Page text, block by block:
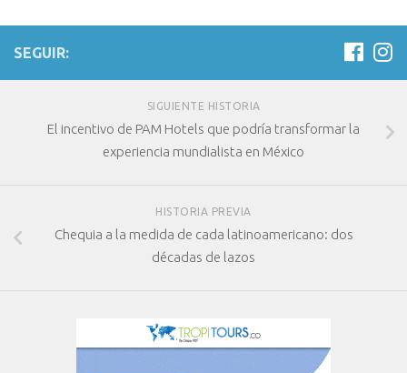
SEGUIR:
SIGUIENTE HISTORIA
El incentivo de PAM Hotels que podría transformar la
experiencia mundialista en México
HISTORIA PREVIA
Chequia a la medida de cada latinoamericano: dos
décadas de lazos